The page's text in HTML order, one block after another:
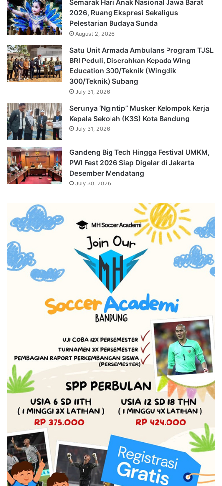
Semarak Hari Anak Nasional Jawa Barat
2026, Ruang Ekspresi Sekaligus
Pelestarian Budaya Sunda
August 2, 2026
Satu Unit Armada Ambulans Program TJSL
BRI Peduli, Diserahkan Kepada Wing
Education 300/Teknik (Wingdik
300/Teknik) Subang
July 31, 2026
Serunya ‘Ngintip” Musker Kelompok Kerja
Kepala Sekolah (K3S) Kota Bandung
July 31, 2026
Gandeng Big Tech Hingga Festival UMKM,
PWI Fest 2026 Siap Digelar di Jakarta
Desember Mendatang
July 30, 2026